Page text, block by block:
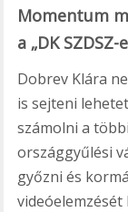
Momentum
a „DK
Dobrev Klára
is sejteni
számolni a
országgyűlési
győzni és
videóelemzését